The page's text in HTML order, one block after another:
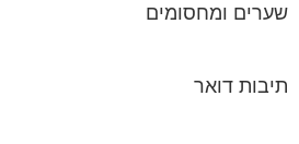
שערים ומחסומים
תיבות דואר